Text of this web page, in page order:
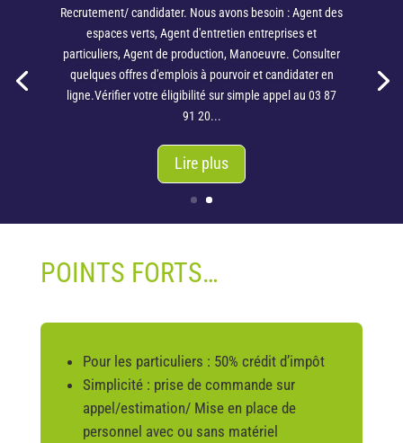
POINTS FORTS…
Pour les particuliers : 50% crédit d’impôt
Simplicité : prise de commande sur
appel/estimation/ Mise en place de
personnel avec ou sans matériel